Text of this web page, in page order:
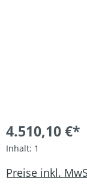
4.510,10 €*
Inhalt: 1
Preise inkl.